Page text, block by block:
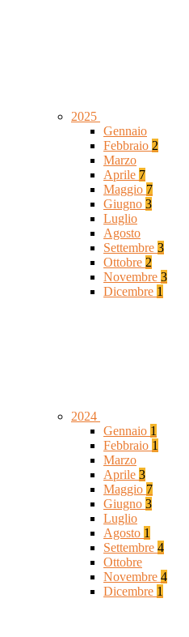
2025
Gennaio
Febbraio 2
Marzo
Aprile 7
Maggio 7
Giugno 3
Luglio
Agosto
Settembre 3
Ottobre 2
Novembre 3
Dicembre 1
2024
Gennaio 1
Febbraio 1
Marzo
Aprile 3
Maggio 7
Giugno 3
Luglio
Agosto 1
Settembre 4
Ottobre
Novembre 4
Dicembre 1